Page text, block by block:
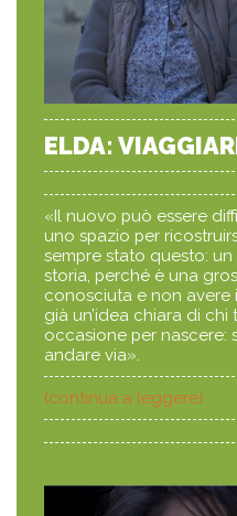
ELDA:
«Il nuovo può essere
uno spazio per
sempre stato questo:
storia, perché è una
conosciuta e non
già un’idea chiara di
occasione per nascere:
andare via».
(continua a leggere)